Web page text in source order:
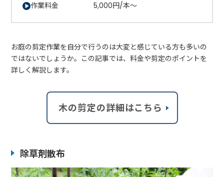
作業料金 5,000円/本～
お庭の剪定作業を自分で行うのは大変と感じている方も多いの
ではないでしょうか。この記事では、料金や剪定のポイントを
詳しく解説します。
木の剪定の詳細はこちら
除草剤散布